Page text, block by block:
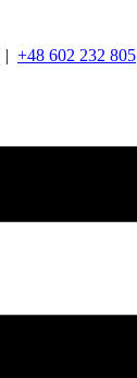
| +48 602 232 805